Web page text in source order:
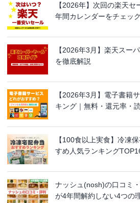
【2026年】次回の楽天
年間カレンダーをチェック
【2026年3月】楽天スー
を徹底解説
【2026年3月】電子書籍
キング｜無料・還元率・
【100食以上実食】冷凍
すめ人気ランキング
ナッシュ(nosh)の口コミ
が4年間解約しない4つの